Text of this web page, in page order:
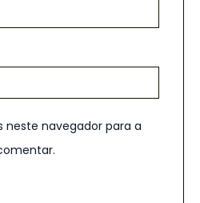
neste navegador para a